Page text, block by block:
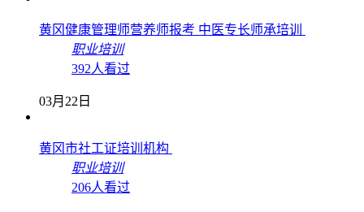
黄冈健康管理师营养师报考 中医专长师承培训
职业培训
392人看过
03月22日
黄冈市社工证培训机构
职业培训
206人看过